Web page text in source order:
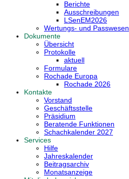
Berichte
Ausschreibungen
LSenEM2026
Wertungs- und Passwesen
Dokumente
Übersicht
Protokolle
aktuell
Formulare
Rochade Europa
Rochade 2026
Kontakte
Vorstand
Geschäftsstelle
Präsidium
Beratende Funktionen
Schachkalender 2027
Services
Hilfe
Jahreskalender
Beitragsarchiv
Monatsanzeige